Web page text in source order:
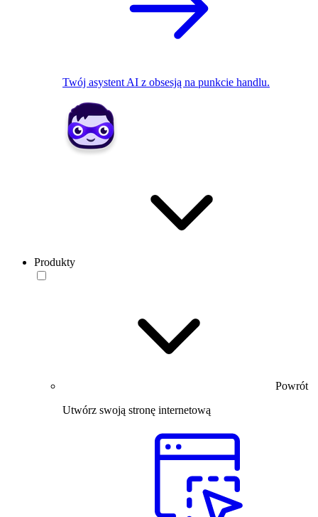
Twój asystent AI z obsesją na punkcie handlu.
Produkty
Powrót
Utwórz swoją stronę internetową